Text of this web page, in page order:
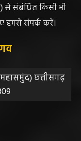
से संबंधित किसी भी
हमसे संपर्क करें।
छत्तीसगढ़